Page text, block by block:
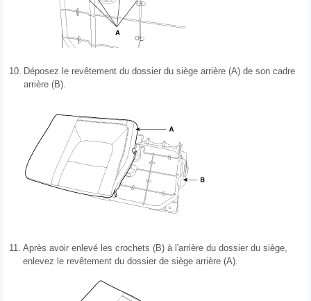
10. Déposez le revêtement du dossier du siège arrière (A) de son cadre
arrière (B).
11. Après avoir enlevé les crochets (B) à l'arrière du dossier du siège,
enlevez le revêtement du dossier de siège arrière (A).